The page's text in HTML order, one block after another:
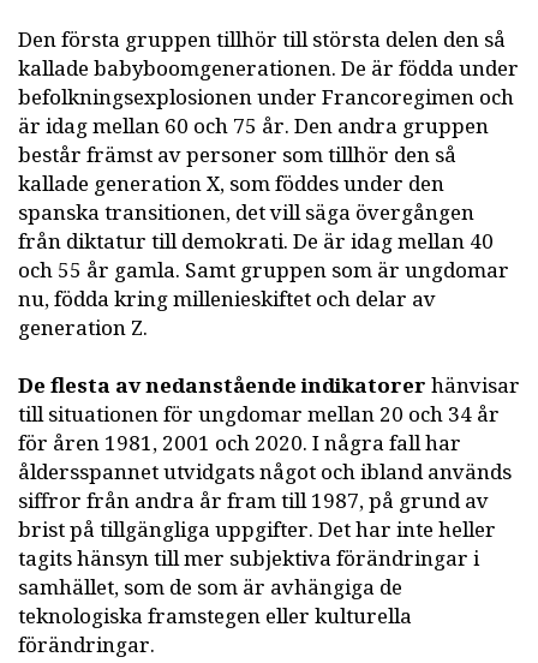
Den första gruppen tillhör till största delen den så
kallade babyboomgenerationen. De är födda under
befolkningsexplosionen under Francoregimen och
är idag mellan 60 och 75 år. Den andra gruppen
består främst av personer som tillhör den så
kallade generation X, som föddes under den
spanska transitionen, det vill säga övergången
från diktatur till demokrati. De är idag mellan 40
och 55 år gamla. Samt gruppen som är ungdomar
nu, födda kring millenieskiftet och delar av
generation Z.
De flesta av nedanstående indikatorer hänvisar
till situationen för ungdomar mellan 20 och 34 år
för åren 1981, 2001 och 2020. I några fall har
åldersspannet utvidgats något och ibland används
siffror från andra år fram till 1987, på grund av
brist på tillgängliga uppgifter. Det har inte heller
tagits hänsyn till mer subjektiva förändringar i
samhället, som de som är avhängiga de
teknologiska framstegen eller kulturella
förändringar.